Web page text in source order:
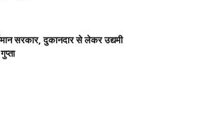
सरकार, दुकानदार से लेकर उद्यमी